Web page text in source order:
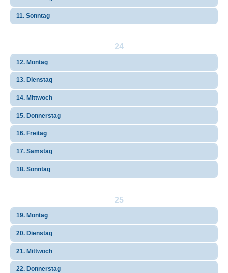
11. Sonntag
24
12. Montag
13. Dienstag
14. Mittwoch
15. Donnerstag
16. Freitag
17. Samstag
18. Sonntag
25
19. Montag
20. Dienstag
21. Mittwoch
22. Donnerstag